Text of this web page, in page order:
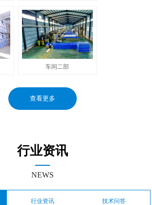
车间二部
查看更多
行业资讯
NEWS
行业资讯 技术问答